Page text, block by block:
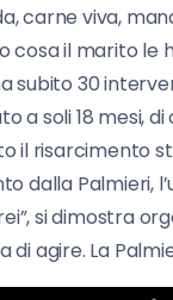
carne viva,
cosa il marito le
subito 30
a soli 18 mesi, di
il risarcimento
dalla Palmieri,
si dimostra
di agire. La